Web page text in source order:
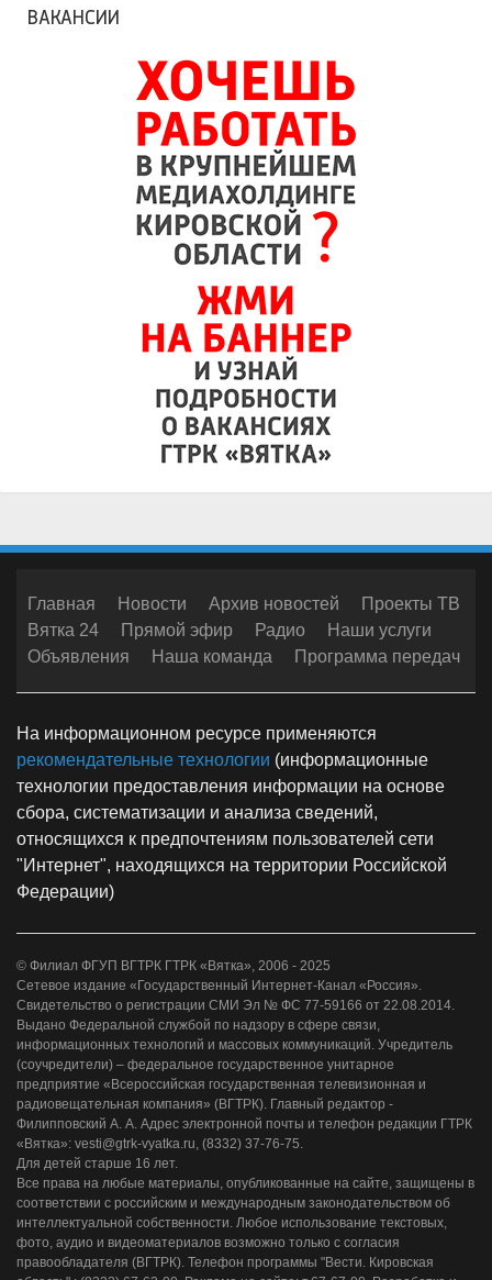
ВАКАНСИИ
Главная Новости Архив новостей
Проекты ТВ
Вятка 24
Прямой эфир Радио
Наши услуги
Объявления
Наша команда Программа передач
На информационном ресурсе применяются
рекомендательные технологии (информационные
технологии предоставления информации на основе
сбора, систематизации и анализа сведений,
относящихся к предпочтениям пользователей сети
"Интернет", находящихся на территории Российской
Федерации)
© Филиал ФГУП ВГТРК ГТРК «Вятка», 2006 - 2025
Сетевое издание «Государственный Интернет-Канал «Россия».
Свидетельство о регистрации СМИ Эл № ФС 77-59166 от 22.08.2014.
Выдано Федеральной службой по надзору в сфере связи,
информационных технологий и массовых коммуникаций. Учредитель
(соучредители) – федеральное государственное унитарное
предприятие «Всероссийская государственная телевизионная и
радиовещательная компания» (ВГТРК). Главный редактор -
Филипповский А. А. Адрес электронной почты и телефон редакции ГТРК
«Вятка»: vesti@gtrk-vyatka.ru, (8332) 37-76-75.
Для детей старше 16 лет.
Все права на любые материалы, опубликованные на сайте, защищены в
соответствии с российским и международным законодательством об
интеллектуальной собственности. Любое использование текстовых,
фото, аудио и видеоматериалов возможно только с согласия
правообладателя (ВГТРК). Телефон программы "Вести. Кировская